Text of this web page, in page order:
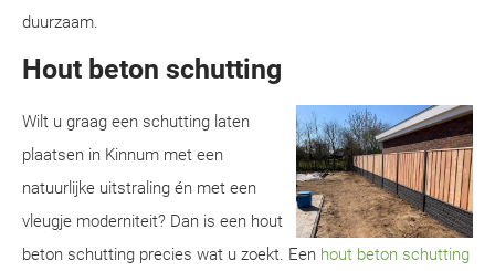
duurzaam.
Hout beton schutting
Wilt u graag een schutting laten
plaatsen in Kinnum met een
natuurlijke uitstraling én met een
vleugje moderniteit? Dan is een hout
beton schutting precies wat u zoekt. Een hout beton schutting